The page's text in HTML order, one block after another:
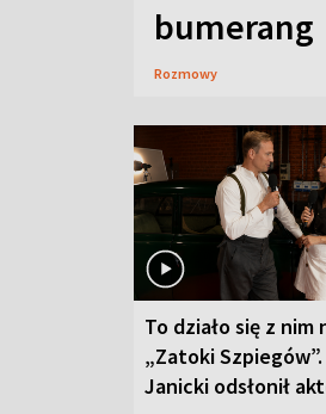
bumerang
Rozmowy
To działo się z nim
„Zatoki
Janicki odsłonił